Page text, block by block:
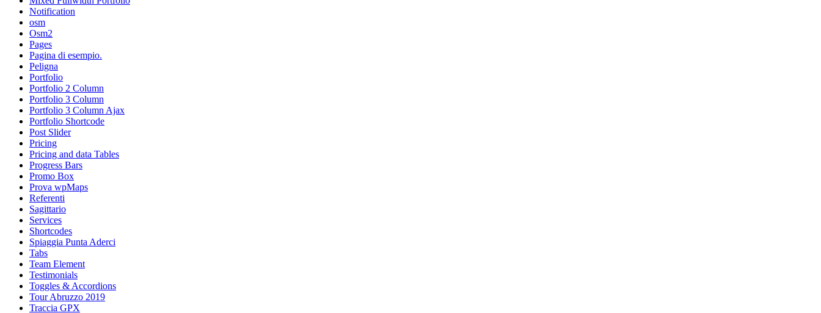
Notification
osm
Osm2
Pages
Pagina di esempio.
Peligna
Portfolio
Portfolio 2 Column
Portfolio 3 Column
Portfolio 3 Column Ajax
Portfolio Shortcode
Post Slider
Pricing
Pricing and data Tables
Progress Bars
Promo Box
Prova wpMaps
Referenti
Sagittario
Services
Shortcodes
Spiaggia Punta Aderci
Tabs
Team Element
Testimonials
Toggles & Accordions
Tour Abruzzo 2019
Traccia GPX